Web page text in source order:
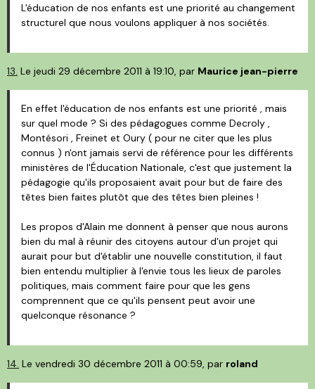
L'éducation de nos enfants est une priorité au changement
structurel que nous voulons appliquer à nos sociétés.
13. Le jeudi 29 décembre 2011 à 19:10, par Maurice jean-pierre
En effet l'éducation de nos enfants est une priorité , mais
sur quel mode ? Si des pédagogues comme Decroly ,
Montésori , Freinet et Oury ( pour ne citer que les plus
connus ) n'ont jamais servi de référence pour les différents
ministères de l'Éducation Nationale, c'est que justement la
pédagogie qu'ils proposaient avait pour but de faire des
têtes bien faites plutôt que des têtes bien pleines !
Les propos d'Alain me donnent à penser que nous aurons
bien du mal à réunir des citoyens autour d'un projet qui
aurait pour but d'établir une nouvelle constitution, il faut
bien entendu multiplier à l'envie tous les lieux de paroles
politiques, mais comment faire pour que les gens
comprennent que ce qu'ils pensent peut avoir une
quelconque résonance ?
14. Le vendredi 30 décembre 2011 à 00:59, par roland